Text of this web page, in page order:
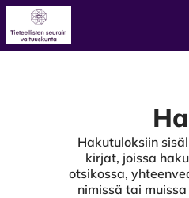
Alkuun
Hakutuloksiin
kirjat, joissa
otsikossa,
nimissä tai